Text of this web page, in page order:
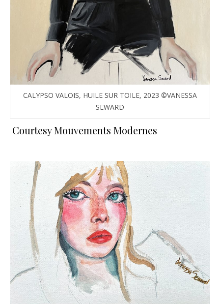
CALYPSO VALOIS, HUILE SUR TOILE, 2023 ©VANESSA
SEWARD
Courtesy Mouvements Modernes